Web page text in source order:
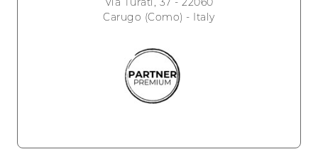
Carugo (Como) - Italy